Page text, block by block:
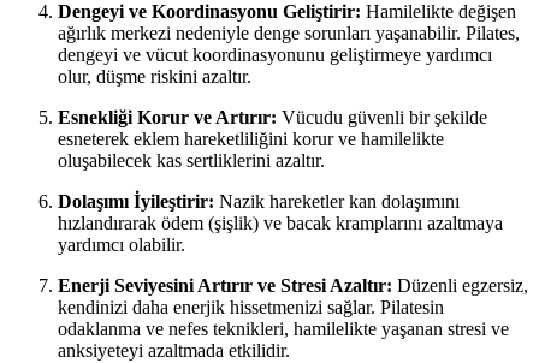
Dengeyi ve Koordinasyonu Geliştirir: Hamilelikte değişen
ağırlık merkezi nedeniyle denge sorunları yaşanabilir. Pilates,
dengeyi ve vücut koordinasyonunu geliştirmeye yardımcı
olur, düşme riskini azaltır.
Esnekliği Korur ve Artırır: Vücudu güvenli bir şekilde
esneterek eklem hareketliliğini korur ve hamilelikte
oluşabilecek kas sertliklerini azaltır.
Dolaşımı İyileştirir: Nazik hareketler kan dolaşımını
hızlandırarak ödem (şişlik) ve bacak kramplarını azaltmaya
yardımcı olabilir.
Enerji Seviyesini Artırır ve Stresi Azaltır: Düzenli egzersiz,
kendinizi daha enerjik hissetmenizi sağlar. Pilatesin
odaklanma ve nefes teknikleri, hamilelikte yaşanan stresi ve
anksiyeteyi azaltmada etkilidir.